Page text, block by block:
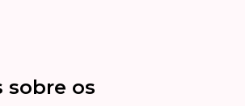
sobre os